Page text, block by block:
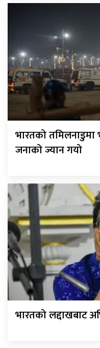
भारतको तमिलनाडुमा
जनाको ज्यान गयो
भारतको लद्दाखबाट